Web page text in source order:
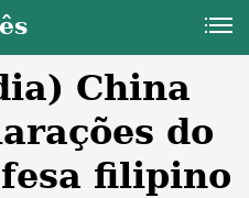
China
do
filipino